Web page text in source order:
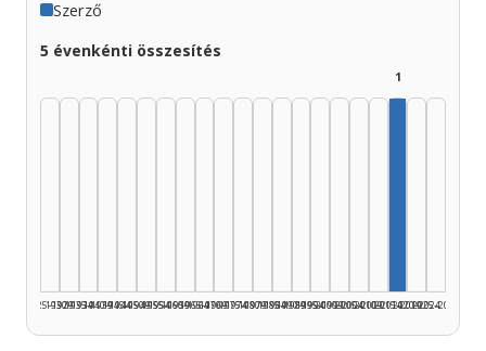
Szerző
5 évenkénti összesítés
1925–1929
1930–1934
1935–1939
1940–1944
1945–1949
1950–1954
1955–1959
1960–1964
1965–1969
1970–1974
1975–1979
1980–1984
1985–1989
1990–1994
1995–1999
2000–2004
2005–2009
2010–2014
1
2015–2019
2020–2024
2025–2026